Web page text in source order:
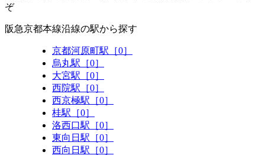
ぞ
阪急京都本線沿線の駅から探す
京都河原町駅［0］
烏丸駅［0］
大宮駅［0］
西院駅［0］
西京極駅［0］
桂駅［0］
洛西口駅［0］
東向日駅［0］
西向日駅［0］